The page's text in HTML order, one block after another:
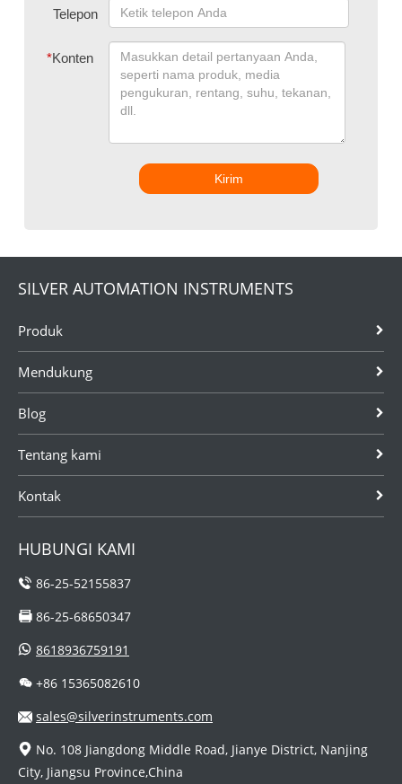
Telepon
*Konten
Kirim
SILVER AUTOMATION INSTRUMENTS
Produk
Mendukung
Blog
Tentang kami
Kontak
HUBUNGI KAMI
86-25-52155837
86-25-68650347
8618936759191
+86 15365082610
sales@silverinstruments.com
No. 108 Jiangdong Middle Road, Jianye District, Nanjing
City, Jiangsu Province,China